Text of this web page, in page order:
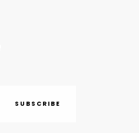
SUBSCRIBE